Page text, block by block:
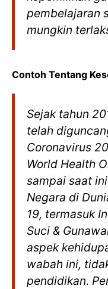
pembelajaran
mungkin
Contoh Tentang
Sejak tahun
telah
Coronavirus
World Health
sampai saat
Negara di
19, termasuk
Suci &
aspek
wabah ini,
pendidikan.